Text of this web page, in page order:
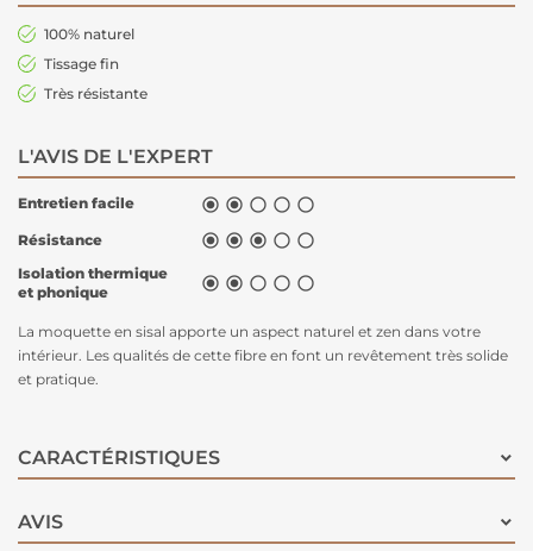
100% naturel
Tissage fin
Très résistante
L'AVIS DE L'EXPERT
Entretien facile     
Résistance     
Isolation thermique
et phonique
    
La moquette en sisal apporte un aspect naturel et zen dans votre
intérieur. Les qualités de cette fibre en font un revêtement très solide
et pratique.
CARACTÉRISTIQUES
AVIS